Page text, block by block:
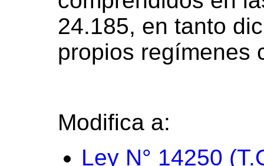
24.185, en tanto
propios regímenes
Modifica a:
Ley N° 14250